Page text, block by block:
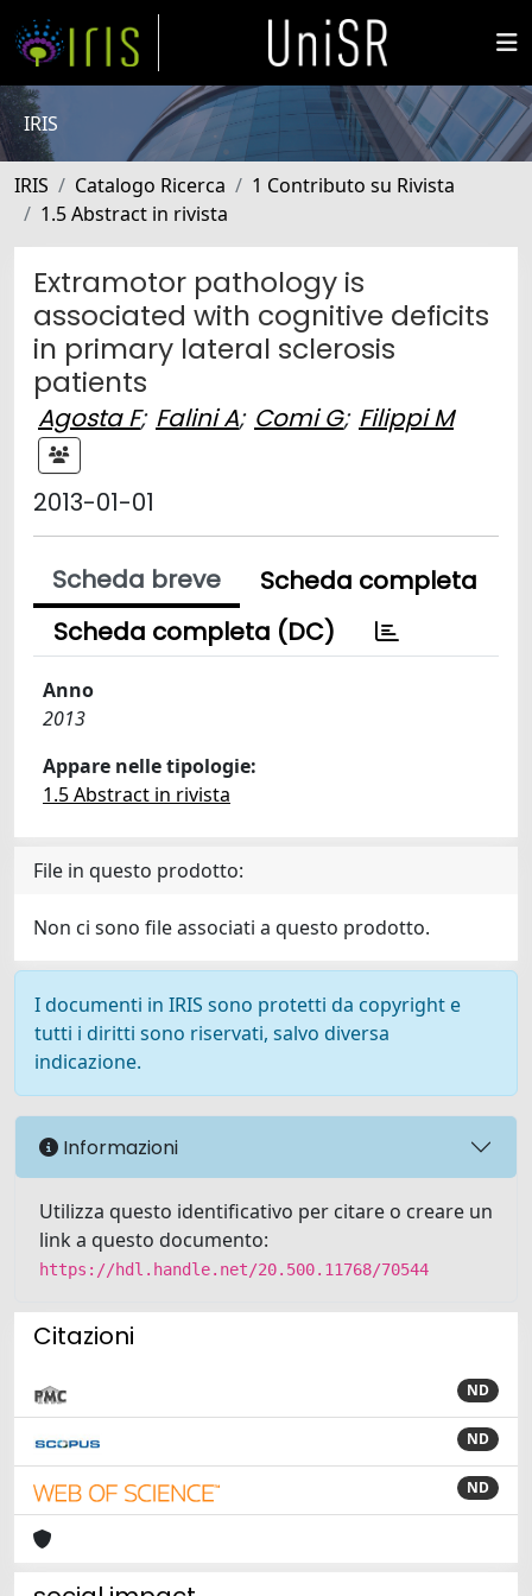
IRIS
IRIS Catalogo Ricerca
1 Contributo su Rivista
1.5 Abstract in rivista
Extramotor pathology is
associated with cognitive deficits
in primary lateral sclerosis
patients
Agosta F; Falini A; Comi G; Filippi M
2013-01-01
Scheda breve
Scheda completa
Scheda completa (DC)
Anno
2013
Appare nelle tipologie:
1.5 Abstract in rivista
File in questo prodotto:
Non ci sono file associati a questo prodotto.
I documenti in IRIS sono protetti da copyright e
tutti i diritti sono riservati, salvo diversa
indicazione.
Informazioni
Utilizza questo identificativo per citare o creare un
link a questo documento:
https://hdl.handle.net/20.500.11768/70544
Citazioni
ND
ND
ND